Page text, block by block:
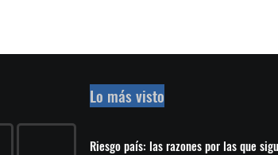
Lo más visto
Riesgo país: las razones por las que